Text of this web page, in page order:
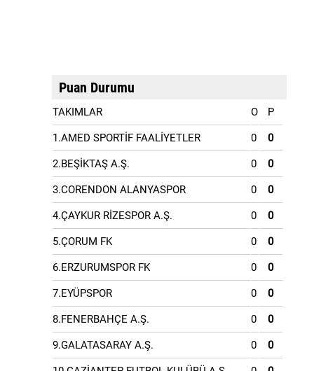
Puan Durumu
TAKIMLAR O P
1.AMED SPORTİF FAALİYETLER 0 0
2.BEŞİKTAŞ A.Ş. 0 0
3.CORENDON ALANYASPOR 0 0
4.ÇAYKUR RİZESPOR A.Ş. 0 0
5.ÇORUM FK 0 0
6.ERZURUMSPOR FK 0 0
7.EYÜPSPOR 0 0
8.FENERBAHÇE A.Ş. 0 0
9.GALATASARAY A.Ş. 0 0